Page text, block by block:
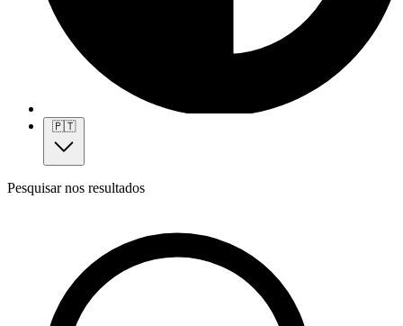
🇵🇹
Pesquisar nos resultados